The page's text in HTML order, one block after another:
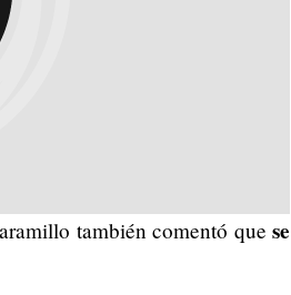
también comentó que se